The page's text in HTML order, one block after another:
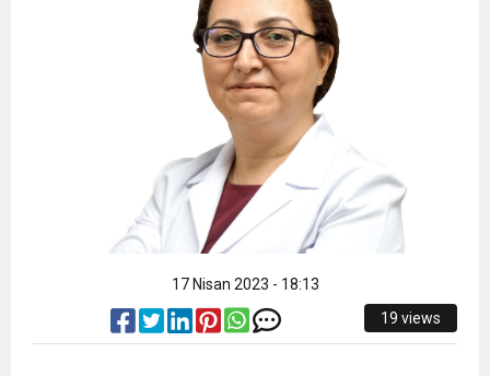
17 Nisan 2023 - 18:13
19 views